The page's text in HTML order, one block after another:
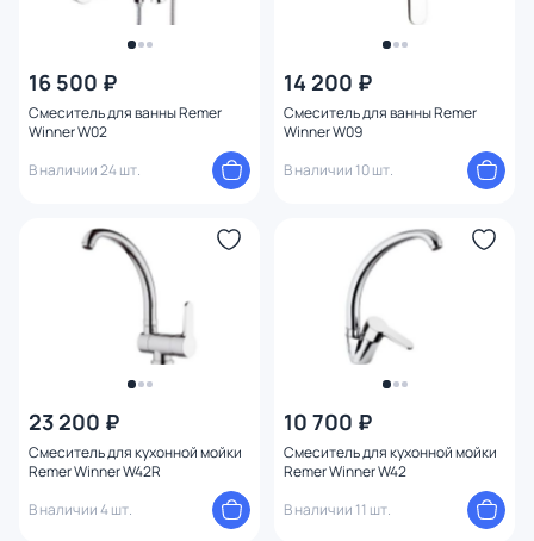
16 500 ₽
Смеситель для ванны Remer
Winner W02
В наличии 24 шт.
14 200 ₽
Смеситель для ванны Remer
Winner W09
В наличии 10 шт.
23 200 ₽
Смеситель для кухонной мойки
Remer Winner W42R
В наличии 4 шт.
10 700 ₽
Смеситель для кухонной мойки
Remer Winner W42
В наличии 11 шт.